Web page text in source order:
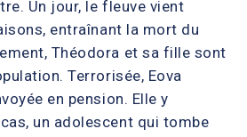
Un jour, le fleuve vient
entraînant la mort du
Théodora et sa fille sont
Terrorisée, Eova
en pension. Elle y
un adolescent qui tombe